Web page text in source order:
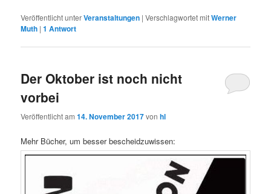
Veröffentlicht unterVeranstaltungen |Verschlagwortet mitWerner
Muth |1 Antwort
Der Oktober ist noch nicht
vorbei
Veröffentlicht am14. November 2017vonhl
Mehr Bücher, um besser bescheidzuwissen: